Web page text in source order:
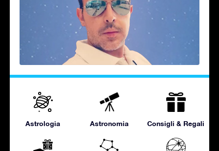
Astrologia Astronomia Consigli & Regali